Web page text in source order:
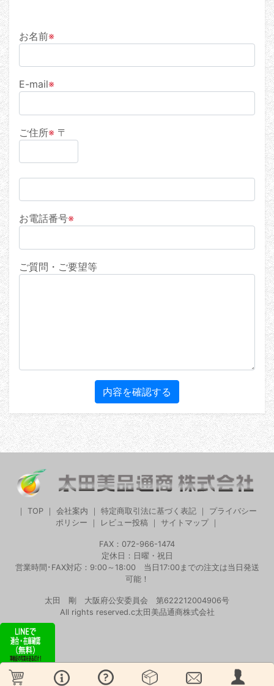
お名前※
E-mail※
ご住所※ 〒
お電話番号※
ご質問・ご要望等
TOP 会社案内 特定商取引法に基づく表記
プライバシー
ポリシー
レビュー投稿｜ サイトマップ｜
FAX：072-966-1474
定休日：日曜・祝日
営業時間･FAX対応：9:00～18:00 当日17:00までの注文は当日発送
可能！
太田 剛 大阪府公安委員会 第622212004906号
All rights reserved.c太田美品通商株式会社